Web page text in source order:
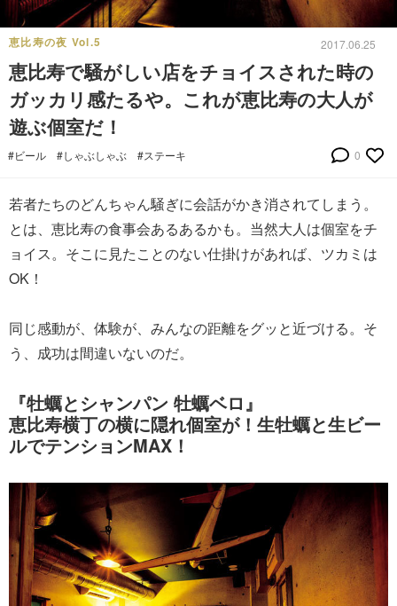
恵比寿の夜 Vol.5 2017.06.25
恵比寿で騒がしい店をチョイスされた時の
ガッカリ感たるや。これが恵比寿の大人が
遊ぶ個室だ！
#ビール #しゃぶしゃぶ #ステーキ 0
若者たちのどんちゃん騒ぎに会話がかき消されてしまう。
とは、恵比寿の食事会あるあるかも。当然大人は個室をチ
ョイス。そこに見たことのない仕掛けがあれば、ツカミは
OK！
同じ感動が、体験が、みんなの距離をグッと近づける。そ
う、成功は間違いないのだ。
『牡蠣とシャンパン 牡蠣ベロ』
恵比寿横丁の横に隠れ個室が！生牡蠣と生ビー
ルでテンションMAX！